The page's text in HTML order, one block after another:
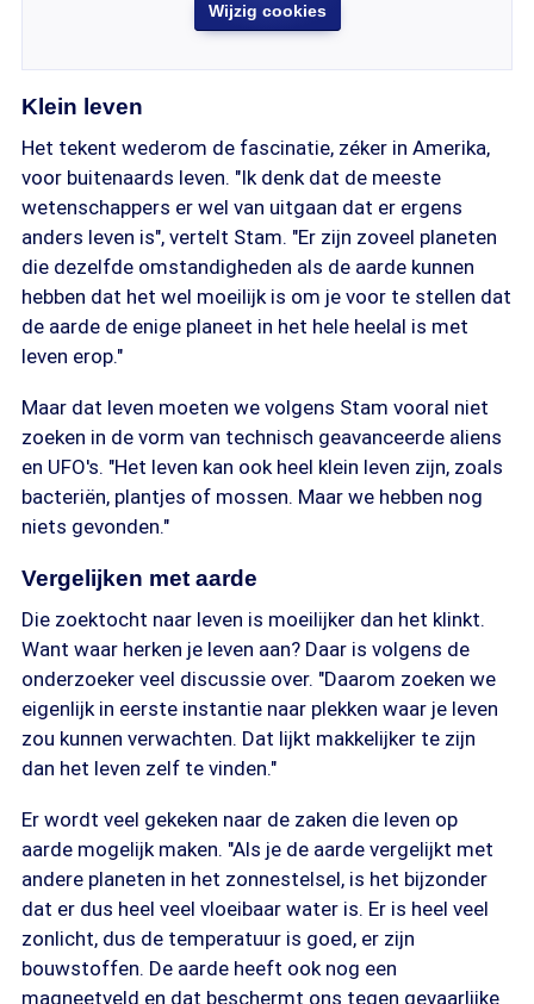
Wijzig cookies
Klein leven
Het tekent wederom de fascinatie, zéker in Amerika,
voor buitenaards leven. "Ik denk dat de meeste
wetenschappers er wel van uitgaan dat er ergens
anders leven is", vertelt Stam. "Er zijn zoveel planeten
die dezelfde omstandigheden als de aarde kunnen
hebben dat het wel moeilijk is om je voor te stellen dat
de aarde de enige planeet in het hele heelal is met
leven erop."
Maar dat leven moeten we volgens Stam vooral niet
zoeken in de vorm van technisch geavanceerde aliens
en UFO's. "Het leven kan ook heel klein leven zijn, zoals
bacteriën, plantjes of mossen. Maar we hebben nog
niets gevonden."
Vergelijken met aarde
Die zoektocht naar leven is moeilijker dan het klinkt.
Want waar herken je leven aan? Daar is volgens de
onderzoeker veel discussie over. "Daarom zoeken we
eigenlijk in eerste instantie naar plekken waar je leven
zou kunnen verwachten. Dat lijkt makkelijker te zijn
dan het leven zelf te vinden."
Er wordt veel gekeken naar de zaken die leven op
aarde mogelijk maken. "Als je de aarde vergelijkt met
andere planeten in het zonnestelsel, is het bijzonder
dat er dus heel veel vloeibaar water is. Er is heel veel
zonlicht, dus de temperatuur is goed, er zijn
bouwstoffen. De aarde heeft ook nog een
magneetveld en dat beschermt ons tegen gevaarlijke